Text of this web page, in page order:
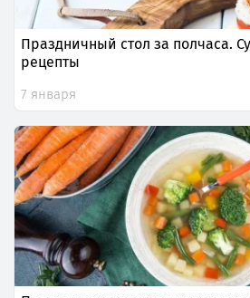
Праздничный стол за полчаса.
рецепты
7 января